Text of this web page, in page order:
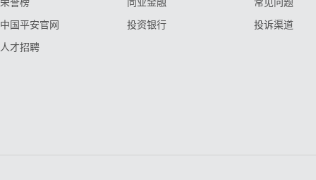
中国平安官网
人才招聘
投资银行
投诉渠道